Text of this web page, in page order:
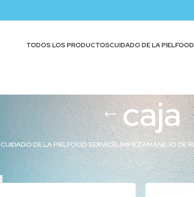
TODOS LOS PRODUCTOSCUIDADO DE LA PIEL
caja
CUIDADO DE LA PIELFOOD SERVICELIMPIEZAMANEJO DE
Productos etiquetados “caja”